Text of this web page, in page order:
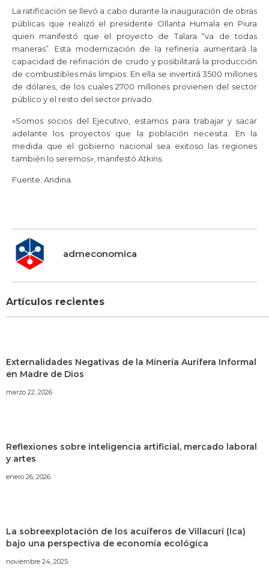
La ratificación se llevó a cabo durante la inauguración de obras
públicas que realizó el presidente Ollanta Humala en Piura
quien manifestó que el proyecto de Talara “va de todas
maneras”. Esta modernización de la refinería aumentará la
capacidad de refinación de crudo y posibilitará la producción
de combustibles más limpios. En ella se invertirá 3500 millones
de dólares, de los cuales 2700 millones provienen del sector
público y el resto del sector privado.
«Somos socios del Ejecutivo, estamos para trabajar y sacar
adelante los proyectos que la población necesita. En la
medida que el gobierno nacional sea exitoso las regiones
también lo seremos», manifestó Atkins.
Fuente: Andina.
admeconomica
Artículos recientes
Externalidades Negativas de la Minería Aurífera Informal
en Madre de Dios
marzo 22, 2026
Reflexiones sobre inteligencia artificial, mercado laboral
y artes
enero 26, 2026
La sobreexplotación de los acuíferos de Villacurí (Ica)
bajo una perspectiva de economía ecológica
noviembre 24, 2025